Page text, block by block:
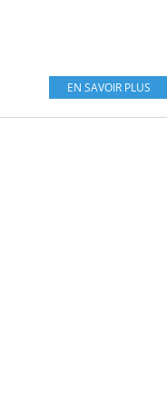
EN SAVOIR PLUS